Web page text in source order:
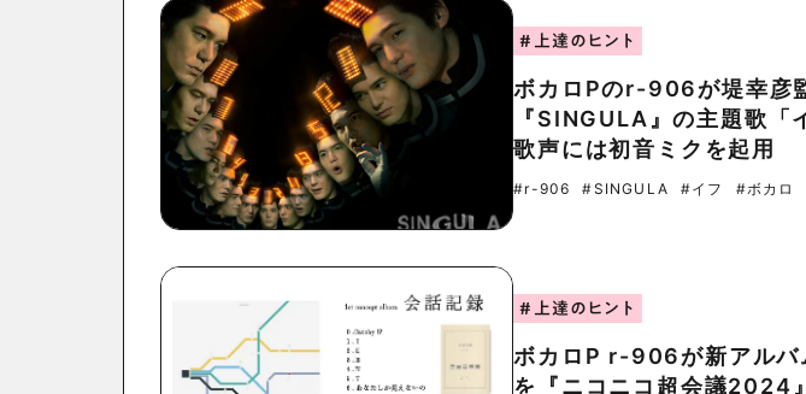
#上達のヒント
ボカロPのr-906が堤幸彦
『SINGULA』の主題歌「
歌声には初音ミクを起用
#r-906 #SINGULA #イフ #ボカロ
#上達のヒント
ボカロP r-906が新アルバ
を『ニコニコ超会議2024